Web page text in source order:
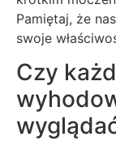
Pamiętaj, że
swoje
Czy